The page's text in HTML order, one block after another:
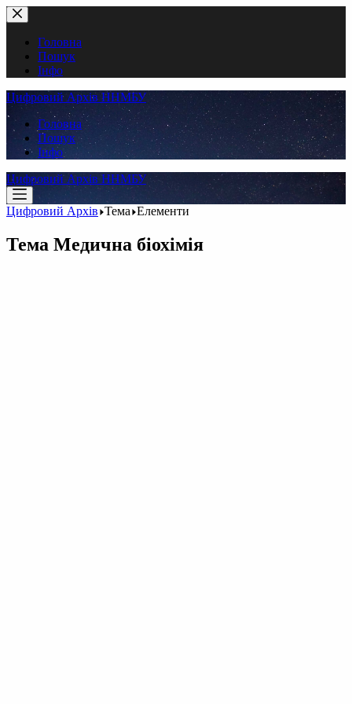
Перейти
до
вмістуГоловна
Пошук
Інфо
Цифровий Архів ННМБУ
Головна
Пошук
Інфо
Цифровий Архів ННМБУ
Цифровий Архів Тема Елементи
Тема Медична біохімія